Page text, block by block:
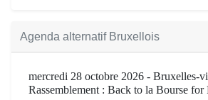
Agenda alternatif Bruxellois
mercredi 28 octobre 2026 - Bruxelles-
Rassemblement : Back to la Bourse for